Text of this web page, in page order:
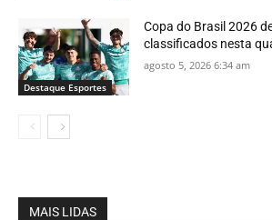
Destaque Esportes
Copa do Brasil 2026
classificados nesta
agosto 5, 2026 6:34 am
MAIS LIDAS